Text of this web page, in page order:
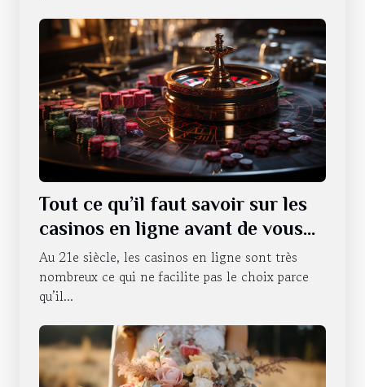
Tout ce qu’il faut savoir sur les
casinos en ligne avant de vous
lancer
Au 21e siècle, les casinos en ligne sont très
nombreux ce qui ne facilite pas le choix parce
qu’il...